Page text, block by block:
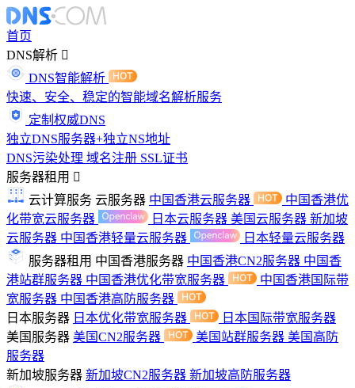
首页
DNS解析
DNS智能解析
快速、安全、稳定的智能域名解析服务
定制权威DNS
独立DNS服务器+独立NS地址
DNS污染处理 域名注册 SSL证书
服务器租用
云计算服务 云服务器 中国香港云服务器
中国香港优
化带宽云服务器
日本云服务器 美国云服务器 新加坡
云服务器 中国香港轻量云服务器
日本轻量云服务器
服务器租用 中国香港服务器 中国香港CN2服务器 中国香
港站群服务器 中国香港优化带宽服务器
中国香港国际带
宽服务器 中国香港高防服务器
日本服务器 日本优化带宽服务器
日本国际带宽服务器
美国服务器 美国CN2服务器 美国站群服务器 美国高防
服务器
新加坡服务器 新加坡CN2服务器 新加坡高防服务器